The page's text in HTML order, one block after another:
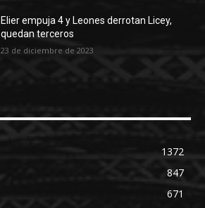
Elier empuja 4 y Leones derrotan Licey,
quedan terceros
23 de diciembre de 2023
1372
847
671